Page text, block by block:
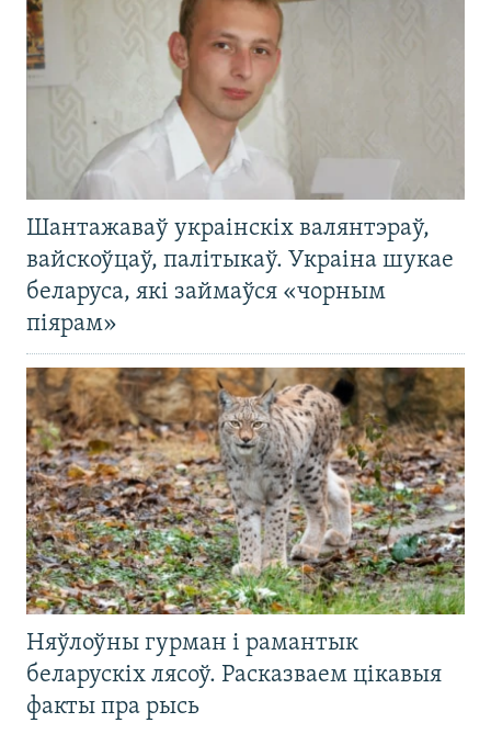
Шантажаваў украінскіх валянтэраў,
вайскоўцаў, палітыкаў. Украіна шукае
беларуса, які займаўся «чорным
піярам»
Няўлоўны гурман і рамантык
беларускіх лясоў. Расказваем цікавыя
факты пра рысь